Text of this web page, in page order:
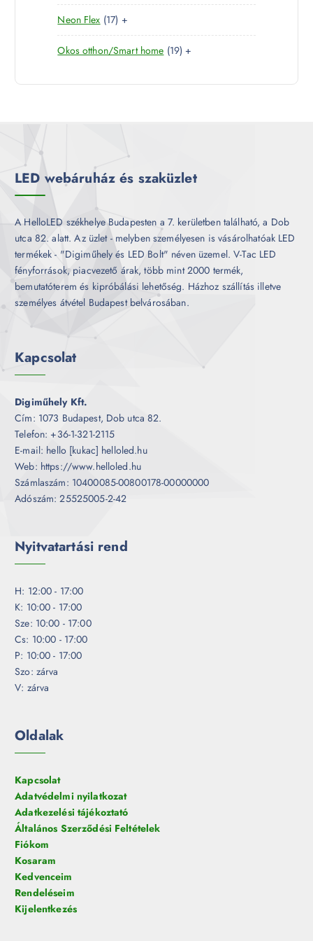
k
m
k
e
m
0
e
r
é
Neon Flex 171
7
t
r
+
Okos otthon/Smart home 191
t
+
LED webáruház és szaküzlet
A HelloLED székhelye Budapesten a 7. kerületben található, a Dob
utca 82. alatt. Az üzlet - melyben személyesen is vásárolhatóak LED
termékek - "Digiműhely és LED Bolt" néven üzemel. V-Tac LED
fényforrások, piacvezető árak, több mint 2000 termék,
bemutatóterem és kipróbálási lehetőség. Házhoz szállítás illetve
személyes átvétel Budapest belvárosában.
Kapcsolat
Digiműhely Kft.
Cím: 1073 Budapest, Dob utca 82.
Telefon: +36-1-321-2115
E-mail: hello [kukac] helloled.hu
Web: https://www.helloled.hu
Számlaszám: 10400085-00800178-00000000
Adószám: 25525005-2-42
Nyitvatartási rend
H: 12:00 - 17:00
K: 10:00 - 17:00
Sze: 10:00 - 17:00
Cs: 10:00 - 17:00
P: 10:00 - 17:00
Szo: zárva
V: zárva
Oldalak
Kapcsolat
Adatvédelmi nyilatkozat
Adatkezelési tájékoztató
Általános Szerződési Feltételek
Fiókom
Kosaram
Kedvenceim
Rendeléseim
Kijelentkezés